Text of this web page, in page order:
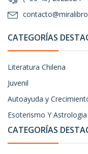
CATEGORÍAS
Literatura Chilena
Juvenil
Autoayuda y
Esoterismo Y Astrologia
CATEGORÍAS